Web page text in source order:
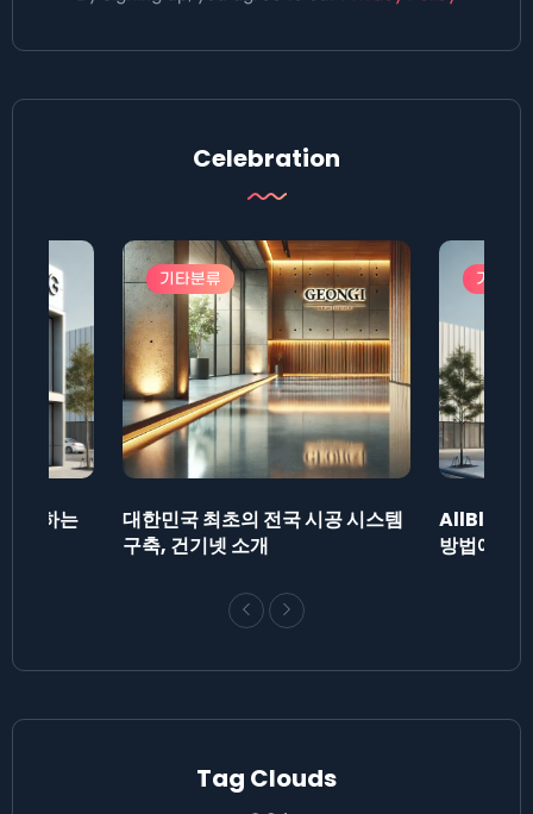
Celebration
출하는
기타분류
대한민국 최초의 전국 시공 시스템
구축, 건기넷 소개
기타분
AllBlog에
방법에 대
Tag Clouds